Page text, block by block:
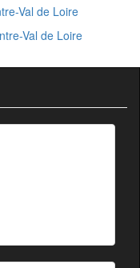
Val de Loire
Val de Loire